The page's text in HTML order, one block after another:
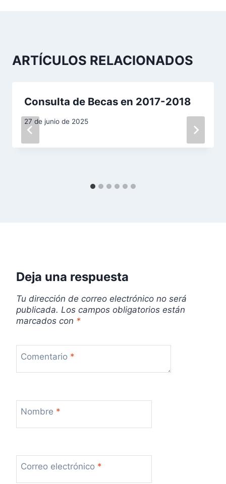
c
d
a
s
ARTÍCULOS RELACIONADOS
Consulta de Becas en 2017-2018
27 de junio de 2025
Deja una respuesta
Tu dirección de correo electrónico no será
publicada. Los campos obligatorios están
marcados con *
Comentario *
Nombre *
Correo electrónico *